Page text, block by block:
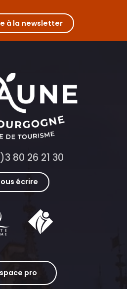
à la newsletter
80 26 21 30
écrire
pro